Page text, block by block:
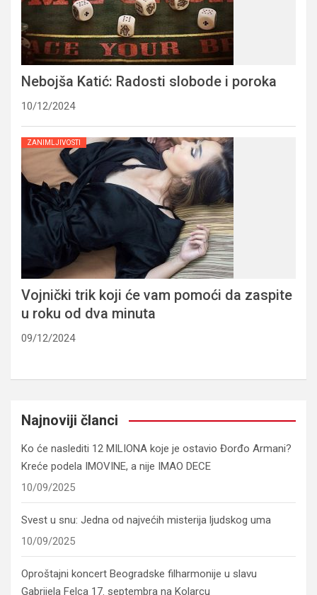
Nebojša Katić: Radosti slobode i poroka
10/12/2024
ZANIMLJIVOSTI
Vojnički trik koji će vam pomoći da zaspite
u roku od dva minuta
09/12/2024
Najnoviji članci
Ko će naslediti 12 MILIONA koje je ostavio Đorđo Armani?
Kreće podela IMOVINE, a nije IMAO DECE
10/09/2025
Svest u snu: Jedna od najvećih misterija ljudskog uma
10/09/2025
Oproštajni koncert Beogradske filharmonije u slavu
Gabrijela Felca 17. septembra na Kolarcu